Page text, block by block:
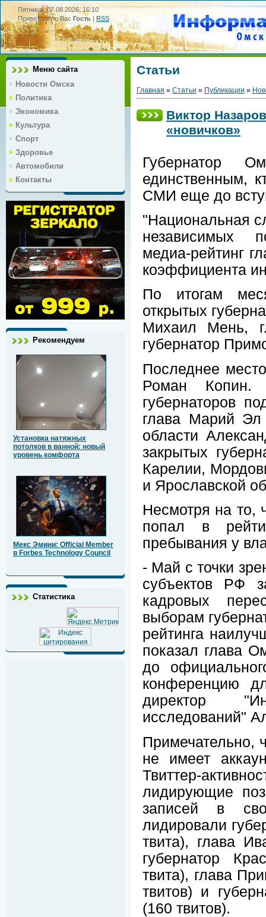
Пятница, 07.08.2026, 16:10
Приветствую Вас Гость|RSS
Меню сайта
Новости Омска
Политика
Экономика
Культура
Спорт
Здоровье
Автомобили
Контакты
Рекомендуем
Установка натяжных
потолков в ванной: новый
уровень комфорта
Мекс Эмини: Official Member
в Forbes Technology Council
Статистика
Статьи
Главная » Статьи » Публикации »
Виктор
«новичков»
Губернатор
единственным,
СМИ еще до
"Национальная
независимых
медиа-рейтинг
коэффициента
По итогам
открытых
Михаил Мень,
губернатор
Последнее
Роман Копин.
губернаторов
глава Марий Эл
области
закрытых
Карелии,
и Ярославской
Несмотря на то,
попал в
пребывания у
- Май с точки
субъектов РФ
кадровых
выборам
рейтинга
показал глава
до
конференцию
директор
исследований"
Примечательно,
не имеет
Твиттер-
лидирующие
записей в
лидировали
твита), глава
губернатор
твита), глава
твитов) и
(160 твитов).